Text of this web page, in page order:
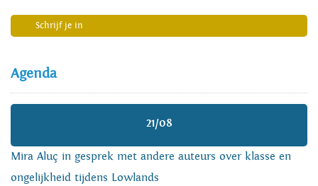
Schrijf je in
Agenda
21/08
Mira Aluç in gesprek met andere auteurs over klasse en
ongelijkheid tijdens Lowlands